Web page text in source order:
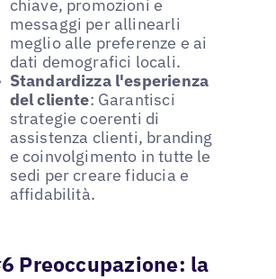
chiave, promozioni e
messaggi per allinearli
meglio alle preferenze e ai
dati demografici locali.
Standardizza l'esperienza
del cliente: Garantisci
strategie coerenti di
assistenza clienti, branding
e coinvolgimento in tutte le
sedi per creare fiducia e
affidabilità.
Preoccupazione: la